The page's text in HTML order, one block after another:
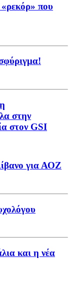
που
στην
στον GSI
για ΑΟΖ
και η νέα